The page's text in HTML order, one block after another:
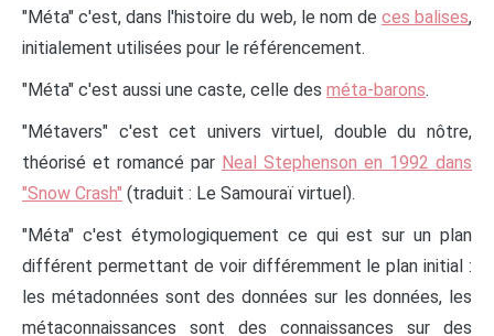
"Méta" c'est, dans l'histoire du web, le nom de ces balises,
initialement utilisées pour le référencement.
"Méta" c'est aussi une caste, celle des méta-barons.
"Métavers" c'est cet univers virtuel, double du nôtre,
théorisé et romancé par Neal Stephenson en 1992 dans
"Snow Crash" (traduit : Le Samouraï virtuel).
"Méta" c'est étymologiquement ce qui est sur un plan
différent permettant de voir différemment le plan initial :
les métadonnées sont des données sur les données, les
métaconnaissances sont des connaissances sur des